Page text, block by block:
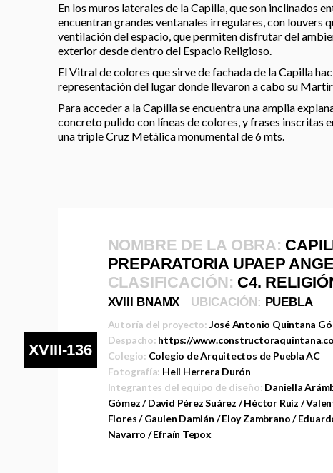
En los muros laterales de la Capilla, que son inclinados
encuentran grandes ventanales irregulares, con louvers
ventilación del espacio, que permiten disfrutar del
exterior desde dentro del Espacio Religioso.
El Vitral de colores que sirve de fachada de la Capilla
representación del lugar donde llevaron a cabo su
Para acceder a la Capilla se encuentra una amplia
concreto pulido con líneas de colores, y frases inscritas
una triple Cruz Metálica monumental de 6 mts.
XVIII-136
NOMBRE DE LA OBRA:
PREPARATORIA UPAEP
CLASIFICACIÓN: C4.
XVIII BNAMX UBICACIÓN: PUEBLA
Autoría del proyecto: José Antonio Quintana
Despacho: https://
Colegio: Colegio de Arquitectos de Puebla AC
Fotografía: Heli Herrera Durón
Integrantes del equipo de diseño: Daniella
Gómez / David Pérez Suárez / Héctor Ruiz /
Flores / Gaulen Damián / Eloy Zambrano /
Navarro / Efraín Tepox